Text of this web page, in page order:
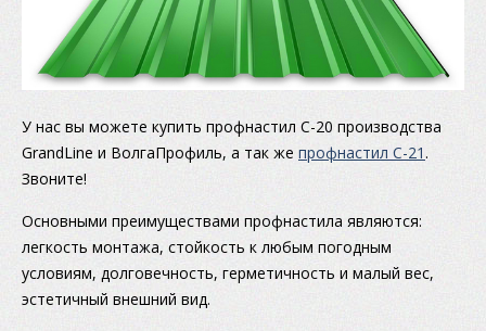
У нас вы можете купить профнастил С-20 производства
GrandLine и ВолгаПрофиль, а так же профнастил С-21 .
Звоните!
Основными преимуществами профнастила являются:
легкость монтажа, стойкость к любым погодным
условиям, долговечность, герметичность и малый вес,
эстетичный внешний вид.